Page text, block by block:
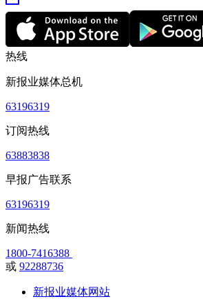
热线
新报业媒体总机
63196319
订阅热线
63883838
早报广告联系
63196319
新闻热线
1800-7416388
或 92288736
新报业媒体网站